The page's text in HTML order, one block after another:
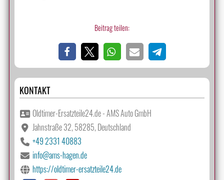
Beitrag teilen:
KONTAKT
Oldtimer-Ersatzteile24.de - AMS Auto GmbH
Jahnstraße 32, 58285, Deutschland
+49 2331 40883
info@ams-hagen.de
https://oldtimer-ersatzteile24.de